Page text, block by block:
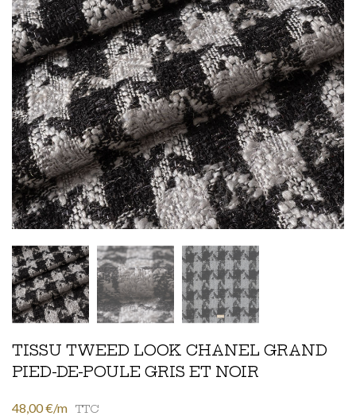
TISSU TWEED LOOK CHANEL GRAND
PIED-DE-POULE GRIS ET NOIR
48,00 €/m TTC